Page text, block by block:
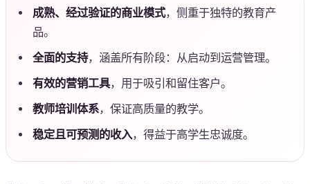
成熟、经过验证的商业模式，侧重于独特的教育产
品。
全面的支持，涵盖所有阶段：从启动到运营管理。
有效的营销工具，用于吸引和留住客户。
教师培训体系，保证高质量的教学。
稳定且可预测的收入，得益于高学生忠诚度。